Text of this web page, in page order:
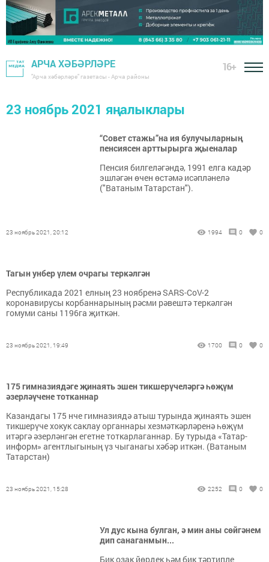
АРЧА ХӘБӘРЛӘРЕ
"Арча хәбәрләре" газетасы - Арча районы
16+
23 ноябрь 2021 яңалыклары
“Совет стажы”на ия булучыларның
пенсиясен арттырырга җыеналар
Пенсия билгеләгәндә, 1991 елга кадәр
эшләгән өчен өстәмә исәпләнелә
("Ватаным Татарстан").
23 ноябрь 2021, 20:12 1994 0 0
Тагын унбер үлем очрагы теркәлгән
Республикада 2021 елның 23 ноябренә SARS-CoV-2
коронавирусы корбаннарының рәсми рәвештә теркәлгән
гомуми саны 1196га җиткән.
23 ноябрь 2021, 19:49 1700 0 0
175 гимназиядәге җинаять эшен тикшерүчеләргә һөҗүм
әзерләүчене тотканнар
Казандагы 175 нче гимназиядә атыш турында җинаять эшен
тикшерүче хокук саклау органнары хезмәткәрләренә һөҗүм
итәргә әзерләнгән егетне тоткарлаганнар. Бу турыда «Татар-
информ» агентлыгының үз чыганагы хәбәр иткән. (Ватаным
Татарстан)
23 ноябрь 2021, 15:28 2252 0 0
Ул дус кына булган, ә мин аны сөйгәнем
дип санаганмын...
Бик озак йөрдек һәм бик тәртипле